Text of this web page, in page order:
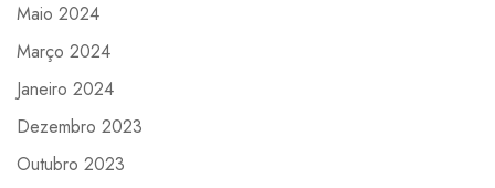
Maio 2024
Março 2024
Janeiro 2024
Dezembro 2023
Outubro 2023